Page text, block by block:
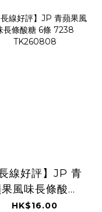
長線好評】JP 青
風味長條酸糖
6條 7238
HK$16.00